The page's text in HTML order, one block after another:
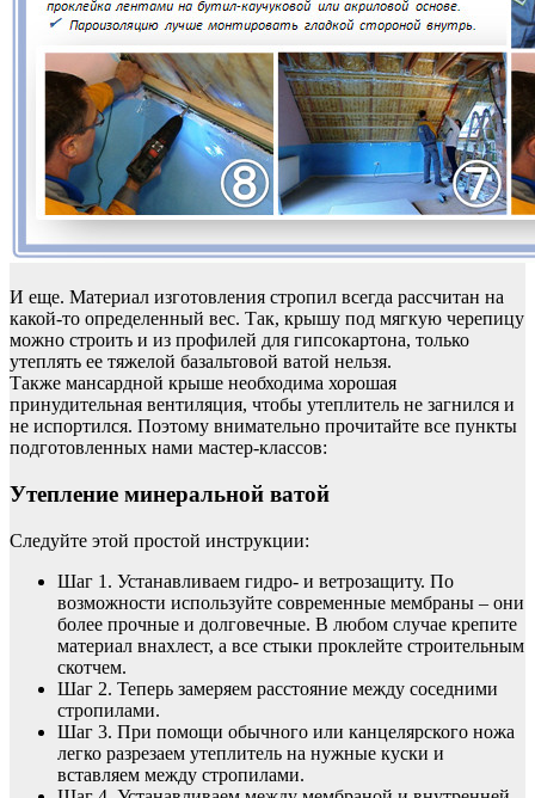
И еще. Материал изготовления стропил всегда рассчитан на
какой-то определенный вес. Так, крышу под мягкую черепицу
можно строить и из профилей для гипсокартона, только
утеплять ее тяжелой базальтовой ватой нельзя.
Также мансардной крыше необходима хорошая
принудительная вентиляция, чтобы утеплитель не загнился и
не испортился. Поэтому внимательно прочитайте все пункты
подготовленных нами мастер-классов:
Утепление минеральной ватой
Следуйте этой простой инструкции:
Шаг 1. Устанавливаем гидро- и ветрозащиту. По
возможности используйте современные мембраны – они
более прочные и долговечные. В любом случае крепите
материал внахлест, а все стыки проклейте строительным
скотчем.
Шаг 2. Теперь замеряем расстояние между соседними
стропилами.
Шаг 3. При помощи обычного или канцелярского ножа
легко разрезаем утеплитель на нужные куски и
вставляем между стропилами.